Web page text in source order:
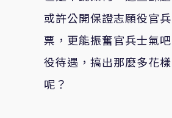
或許公開保證志願役官
票，更能振奮官兵士氣
役待遇，搞出那麼多花
呢？